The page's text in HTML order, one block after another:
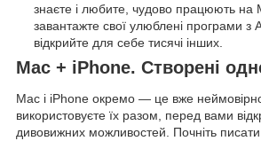
знаєте і любите, чудово працюють на
завантажте свої улюблені програми з
відкрийте для себе тисячі інших.
Mac + iPhone. Створені
Mac і iPhone окремо — це вже
використовуєте їх разом, перед вами
дивовижних можливостей. Почніть